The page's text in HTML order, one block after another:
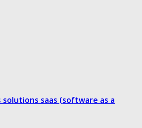
saas (software as a